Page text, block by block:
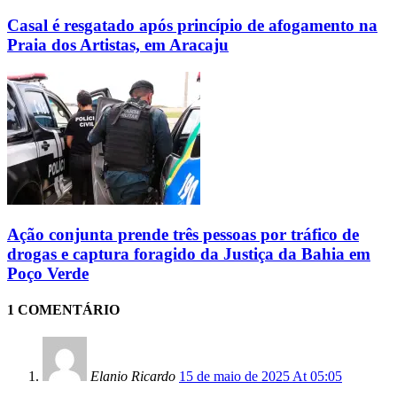
Casal é resgatado após princípio de afogamento na
Praia dos Artistas, em Aracaju
Ação conjunta prende três pessoas por tráfico de
drogas e captura foragido da Justiça da Bahia em
Poço Verde
1 COMENTÁRIO
Elanio Ricardo 15 de maio de 2025 At 05:05